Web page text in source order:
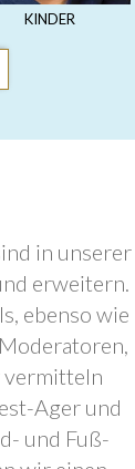
KINDER
in unserer
erweitern.
ebenso wie
vermitteln
Ager und
und Fuß-